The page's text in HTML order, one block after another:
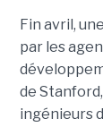
Fin avril, une
par les
de
ingénieurs